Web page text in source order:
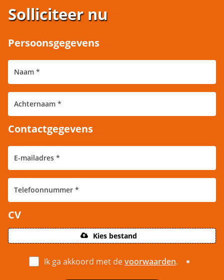
Solliciteer nu
Persoonsgegevens
Contactgegevens
CV
Kies bestand
Ik ga akkoord met devoorwaarden.